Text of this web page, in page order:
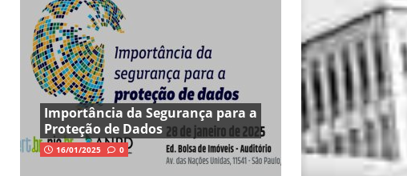
Importância da Segurança para a
Proteção de Dados
16/01/2025 0